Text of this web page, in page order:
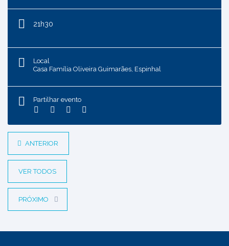
21h30
Local
Casa Família Oliveira Guimarães, Espinhal
Partilhar evento
ANTERIOR
VER TODOS
PRÓXIMO